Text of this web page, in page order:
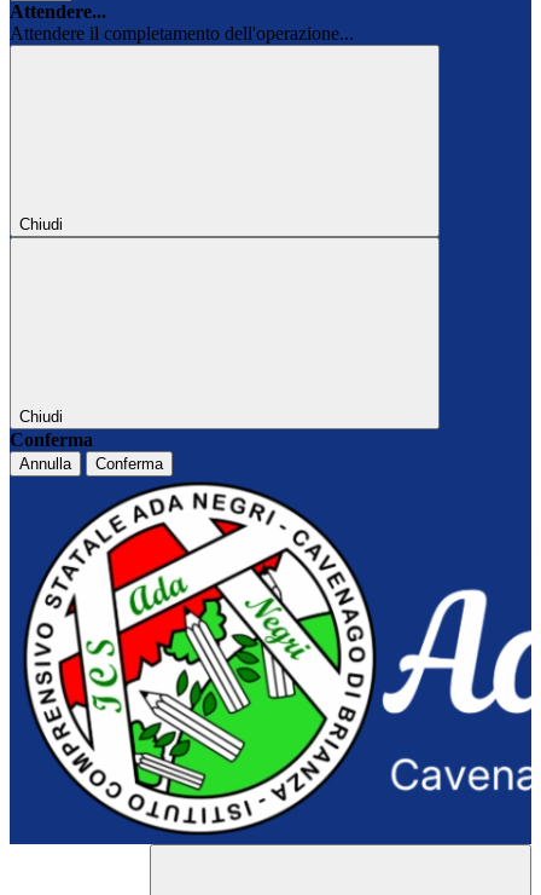
Attendere...
Attendere il completamento dell'operazione...
Chiudi
Chiudi
Conferma
Annulla Conferma